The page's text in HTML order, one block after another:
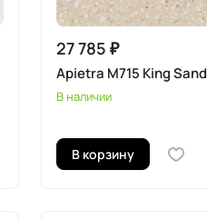
27 785 ₽
Apietra M715 King Sand
В наличии
В корзину